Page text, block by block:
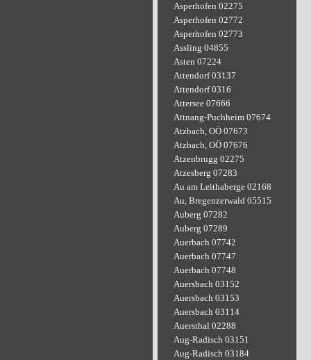
Asperhofen 02275
Asperhofen 02772
Asperhofen 02773
Assling 04855
Asten 07224
Attendorf 03137
Attendorf 0316
Attersee 07666
Attnang-Puchheim 07674
Atzbach, OÖ 07673
Atzbach, OÖ 07676
Atzenbrugg 02275
Atzesberg 07283
Au am Leithaberge 02168
Au, Bregenzerwald 05515
Auberg 07282
Auberg 07289
Auerbach 07742
Auerbach 07747
Auerbach 07748
Auersbach 03152
Auersbach 03153
Auersbach 03114
Auersthal 02288
Aug-Radisch 03151
Aug-Radisch 03184